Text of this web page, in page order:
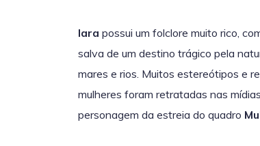
Iara possui um folclore muito rico,
salva de um destino trágico pela
mares e rios. Muitos estereótipos e
mulheres foram retratadas nas
personagem da estreia do quadro